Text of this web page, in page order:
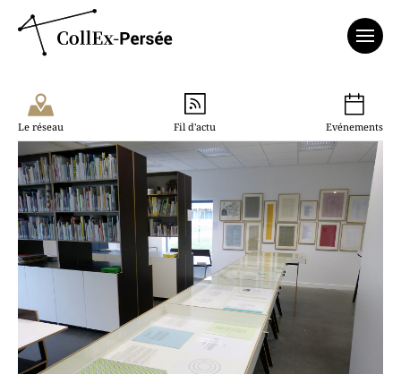
Le réseau Fil d'actu Evénements